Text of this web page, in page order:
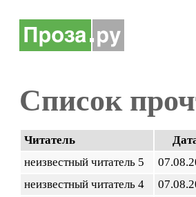
Список
Читатель
неизвестный читатель 5
неизвестный читатель 4